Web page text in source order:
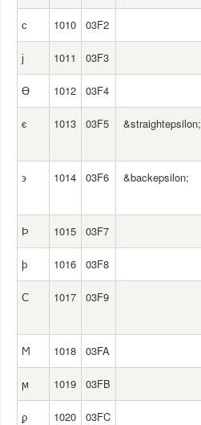
ϲ 1010 03F2
ϳ 1011 03F3
ϴ 1012 03F4
ϵ 1013 03F5 &straightepsilon;
϶ 1014 03F6 &backepsilon;
Ϸ 1015 03F7
ϸ 1016 03F8
Ϲ 1017 03F9
Ϻ 1018 03FA
ϻ 1019 03FB
ϼ 1020 03FC